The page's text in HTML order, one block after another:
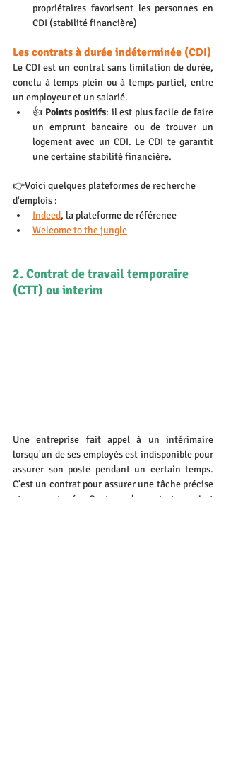
propriétaires favorisent les personnes en
CDI (stabilité financière)
Les contrats à durée indéterminée (CDI)
Le CDI est un contrat sans limitation de durée,
conclu à temps plein ou à temps partiel, entre
un employeur et un salarié.
👍 Points positifs: il est plus facile de faire
un emprunt bancaire ou de trouver un
logement avec un CDI. Le CDI te garantit
une certaine stabilité financière.
👉Voici quelques plateformes de recherche
d'emplois :
Indeed, la plateforme de référence
Welcome to the jungle
2. Contrat de travail temporaire
(CTT) ou interim
Une entreprise fait appel à un intérimaire
lorsqu'un de ses employés est indisponible pour
assurer son poste pendant un certain temps.
C'est un contrat pour assurer une tâche précise
et
momentanée
Ce type de contrat requiert